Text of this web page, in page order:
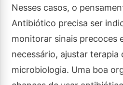
Nesses casos, o
Antibiótico precisa ser
monitorar sinais precoces
necessário, ajustar terapia
microbiologia. Uma boa